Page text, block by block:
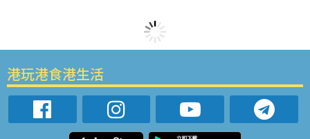
港玩港食港生活